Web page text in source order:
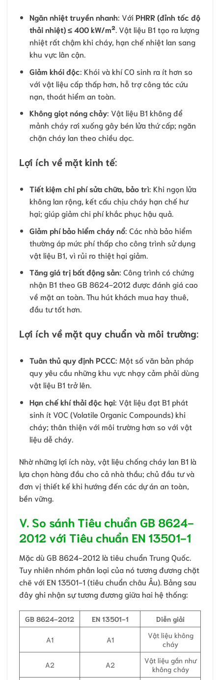
Ngăn nhiệt truyền nhanh: Với PHRR (đỉnh tốc độ
thải nhiệt) ≤ 400 kW/m². Vật liệu B1 tạo ra lượng
nhiệt rất chậm khi cháy, hạn chế nhiệt lan sang
khu vực lân cận.
Giảm khói độc: Khói và khí CO sinh ra ít hơn so
với vật liệu cấp thấp hơn, hỗ trợ công tác cứu
nạn, thoát hiểm an toàn.
Không giọt nóng chảy: Vật liệu B1 không để
mảnh cháy rơi xuống gây bén lửa thứ cấp; ngăn
chặn cháy lan theo chiều dọc.
Lợi ích về mặt kinh tế:
Tiết kiệm chi phí sửa chữa, bảo trì: Khi ngọn lửa
không lan rộng, kết cấu chịu cháy hạn chế hư
hại; giúp giảm chi phí khắc phục hậu quả.
Giảm phí bảo hiểm cháy nổ: Các nhà bảo hiểm
thường áp mức phí thấp cho công trình sử dụng
vật liệu B1, vì rủi ro thiệt hại giảm.
Tăng giá trị bất động sản: Công trình có chứng
nhận B1 theo GB 8624-2012 được đánh giá cao
về mặt an toàn. Thu hút khách mua hay thuê,
đầu tư tốt hơn.
Lợi ích về mặt quy chuẩn và môi trường:
Tuân thủ quy định PCCC: Một số văn bản pháp
quy yêu cầu những khu vực nhạy cảm phải dùng
vật liệu B1 trở lên.
Hạn chế khí thải độc hại: Vật liệu đạt B1 phát
sinh ít VOC (Volatile Organic Compounds) khi
cháy; thân thiện với môi trường hơn so với vật
liệu dễ cháy.
Nhờ những lợi ích này, vật liệu chống cháy lan B1 là
lựa chọn hàng đầu cho cả nhà thầu; chủ đầu tư và
đơn vị thiết kế khi hướng đến các dự án an toàn,
bền vững.
V. So sánh Tiêu chuẩn GB 8624-
2012 với Tiêu chuẩn EN 13501-1
Mặc dù GB 8624-2012 là tiêu chuẩn Trung Quốc.
Tuy nhiên nhóm phân loại của nó tương đương chặt
chẽ với EN 13501-1 (tiêu chuẩn châu Âu). Bảng sau
đây ghi nhận sự tương đương giữa hai hệ thống:
GB 8624-2012 EN 13501-1 Diễn giải
A1 A1
Vật liệu không
cháy
A2 A2
Vật liệu gần như
không cháy